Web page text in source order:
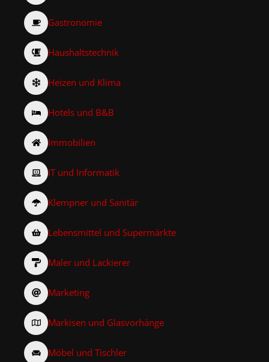
Gastronomie
Haushaltstechnik
Heizen und Klima
Hotels und B&B
Immobilien
IT und Informatik
Klempner und Sanitär
Lebensmittel und Supermärkte
Maler und Lackierer
Marketing
Markisen und Glasvorhänge
Möbel und Tischler